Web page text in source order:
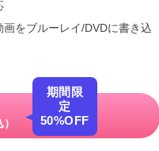
画をブルーレイ/DVDに書き込
期間限
定
50%OFF